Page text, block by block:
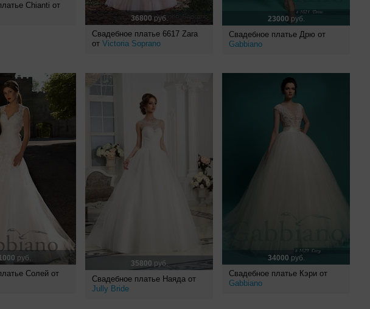
Chianti от
36800 руб.
Свадебное платье 6617 Zara
от Victoria Soprano
23000 руб.
Свадебное платье Дрю от
Gabbiano
руб.
Солей от
35800 руб.
Свадебное платье Наяда от
Jully Bride
34000 руб.
Свадебное платье Кэри от
Gabbiano